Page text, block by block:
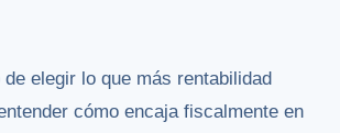
elegir lo que más rentabilidad
cómo encaja fiscalmente en